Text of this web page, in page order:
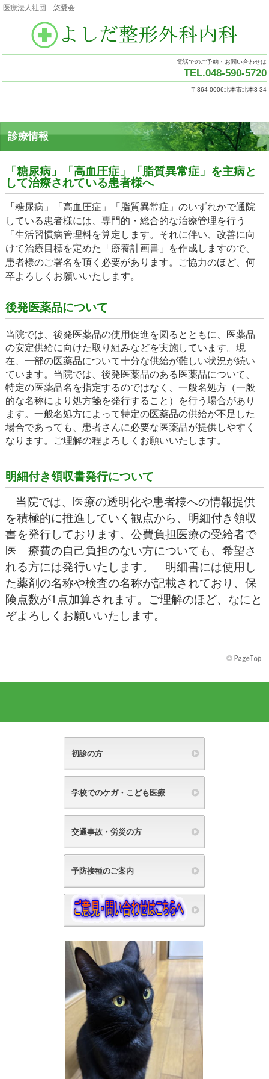
医療法人社団 悠愛会
電話でのご予約・お問い合わせは
TEL.048-590-5720
〒364-0006北本市北本3-34
診療情報
「糖尿病」「高血圧症」「脂質異常症」を主病と
して治療されている患者様へ
「 糖尿病」「高血圧症」「脂質異常症」のいずれかで通院
している患者様には、専門的・総合的な治療管理を行う
「生活習慣病管理料を算定します。それに伴い、改善に向
けて治療目標を定めた「療養計画書」を作成しますので、
患者様のご署名を頂く必要があります。ご協力のほど、何
卒よろしくお願いいたします。
後発医薬品について
当院では、後発医薬品の使用促進を図るとともに、医薬品
の安定供給に向けた取り組みなどを実施しています。現
在、一部の医薬品について十分な供給が難しい状況が続い
ています。当院では、後発医薬品のある医薬品について、
特定の医薬品名を指定するのではなく、一般名処方（一般
的な名称により処方箋を発行すること）を行う場合があり
ます。一般名処方によって特定の医薬品の供給が不足した
場合であっても、患者さんに必要な医薬品が提供しやすく
なります。ご理解の程よろしくお願いいたします。
明細付き領収書発行について
当院では、医療の透明化や患者様への情報提供
を積極的に推進していく 観点から、明細付き領収
書を発行しております。公費負担医療の受給者で
医 療費の自己負担のない方についても、希望さ
れる方には発行いたします。 明細書には使用し
た薬剤の名称や検査の名称が記載されており、保
険点数が1点加算されます。ご理解のほど、なにと
ぞよろしくお願いいたします。
初診の方
学校でのケガ・こども医療
交通事故・労災の方
予防接種のご案内